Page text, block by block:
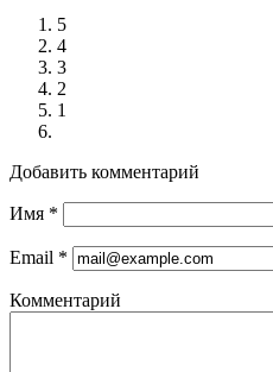
5
4
3
2
1
Добавить комментарий
Имя *
Email *
Комментарий